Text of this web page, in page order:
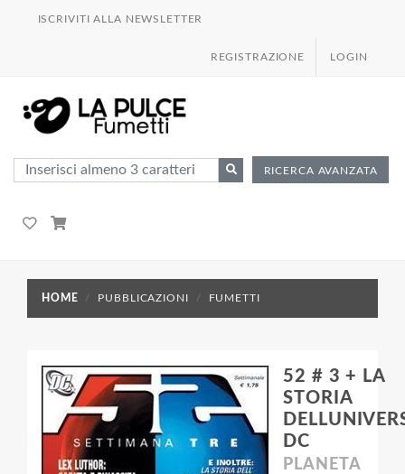
ISCRIVITI ALLA NEWSLETTER
REGISTRAZIONE LOGIN
RICERCA AVANZATA
HOME PUBBLICAZIONI FUMETTI
52 # 3 + LA
STORIA
DC
PLANETA